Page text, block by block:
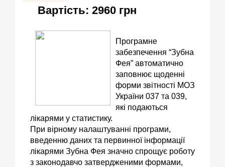
Вартість: 2960 грн
Програмне
забезпечення “Зубна
Фея” автоматично
заповнює щоденні
форми звітності МОЗ
України 037 та 039,
які подаються
лікарями у статистику.
При вірному налаштуванні програми,
введенню даних та первинної інформації
лікарями Зубна Фея значно спрощує роботу
з законодавчо затвердженими формами,